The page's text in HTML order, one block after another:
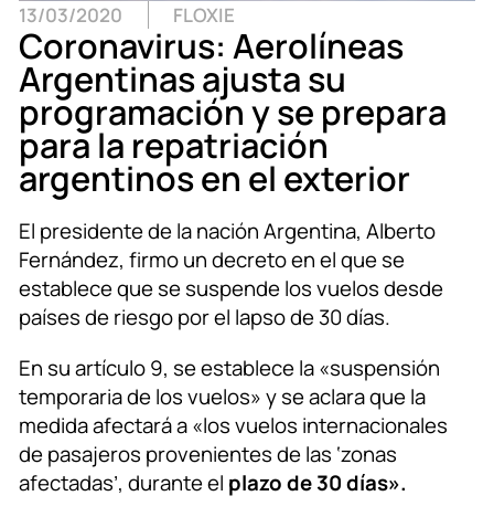
13/03/2020 FLOXIE
Coronavirus: Aerolíneas
Argentinas ajusta su
programación y se prepara
para la repatriación
argentinos en el exterior
El presidente de la nación Argentina, Alberto
Fernández, firmo un decreto en el que se
establece que se suspende los vuelos desde
países de riesgo por el lapso de 30 días.
En su artículo 9, se establece la «suspensión
temporaria de los vuelos» y se aclara que la
medida afectará a «los vuelos internacionales
de pasajeros provenientes de las ‘zonas
afectadas’, durante el plazo de 30 días».